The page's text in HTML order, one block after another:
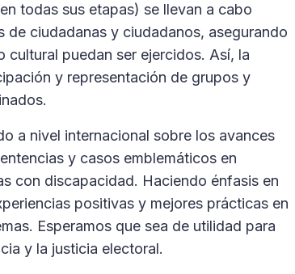
todas sus etapas) se llevan a cabo
ciudadanas y ciudadanos, asegurando
puedan ser ejercidos. Así, la
y representación de grupos y
a nivel internacional sobre los avances
y casos emblemáticos en
con discapacidad. Haciendo énfasis en
positivas y mejores prácticas en
Esperamos que sea de utilidad para
y la justicia electoral.